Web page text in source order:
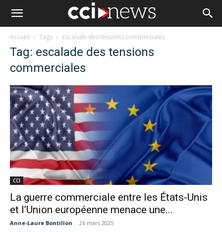
Accueil Tags Escalade des tensions commerciales
Tag: escalade des tensions
commerciales
CCI
La guerre commerciale entre les États-Unis
et l’Union européenne menace une...
Anne-Laure Bontillon - 26 mars 2025